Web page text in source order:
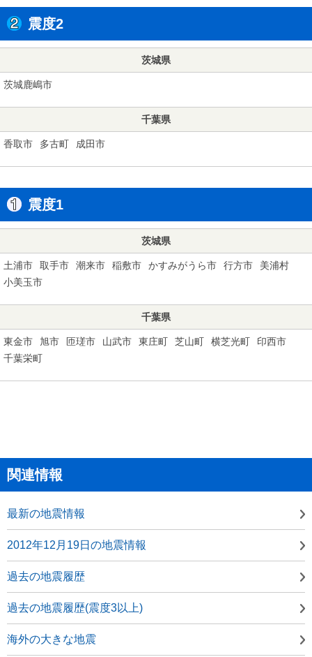
震度2
茨城県
茨城鹿嶋市
千葉県
香取市 多古町 成田市
震度1
茨城県
土浦市 取手市 潮来市 稲敷市 かすみがうら市 行方市
美浦村
小美玉市
千葉県
東金市 旭市 匝瑳市 山武市 東庄町 芝山町 横芝光町
印西市
千葉栄町
関連情報
最新の地震情報
2012年12月19日の地震情報
過去の地震履歴
過去の地震履歴(震度3以上)
海外の大きな地震